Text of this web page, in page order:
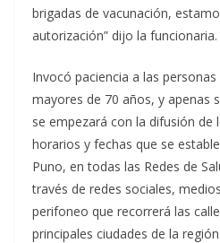
brigadas de vacunación,
autorización” dijo la funcionaria.
Invocó paciencia a las
mayores de 70 años, y apenas
se empezará con la difusión de
horarios y fechas que se
Puno, en todas las Redes de
través de redes sociales,
perifoneo que recorrerá las
principales ciudades de la región.